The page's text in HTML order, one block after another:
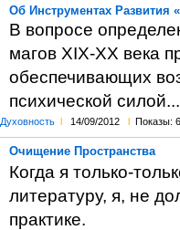
Об Инструментах Развития
В вопросе
магов ХІХ-ХХ века
обеспечивающих
психической силой...
Духовность l 14/09/2012 l Показы:
Очищение Пространства
Когда я только-
литературу, я, не
практике.